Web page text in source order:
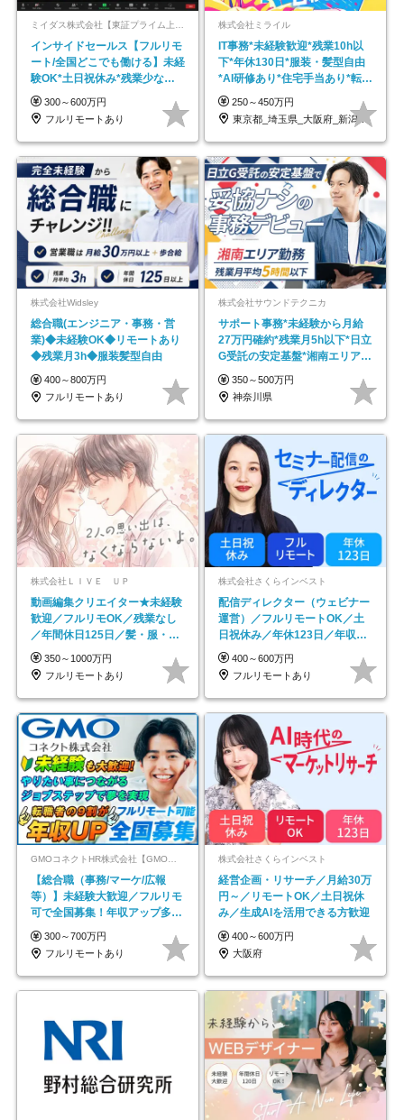
インサイドセールス【フルリモ
ート/全国どこでも働ける】未経
験OK*土日祝休み*残業少なめ*
在宅勤務手当あり
300～600万円
フルリモートあり
株式会社ミライル
IT事務*未経験歓迎*残業10h以
下*年休130日*服装・髪型自由
*AI研修あり*住宅手当あり*転勤
なし
250～450万円
東京都_埼玉県_大阪府_新潟県_福岡県
株式会社Widsley
総合職(エンジニア・事務・営
業)◆未経験OK◆リモートあり
◆残業月3h◆服装髪型自由
400～800万円
フルリモートあり
株式会社サウンドテクニカ
サポート事務*未経験から月給
27万円確約*残業月5h以下*日立
G受託の安定基盤*湘南エリア勤
務
350～500万円
神奈川県
株式会社ＬＩＶＥ ＵＰ
動画編集クリエイター★未経験
歓迎／フルリモOK／残業なし
／年間休日125日／髪・服・ネ
イル自由／研修充実で安心
350～1000万円
フルリモートあり
株式会社さくらインベスト
配信ディレクター（ウェビナー
運営）／フルリモートOK／土
日祝休み／年休123日／年収
600万円可
400～600万円
フルリモートあり
GMOコネクトHR株式会社【GMOインターネットグループ】
【総合職（事務/マーケ/広報
等）】未経験大歓迎／フルリモ
可で全国募集！年収アップ多数
★年休最大130日★
300～700万円
フルリモートあり
株式会社さくらインベスト
経営企画・リサーチ／月給30万
円～／リモートOK／土日祝休
み／生成AIを活用できる方歓迎
400～600万円
大阪府